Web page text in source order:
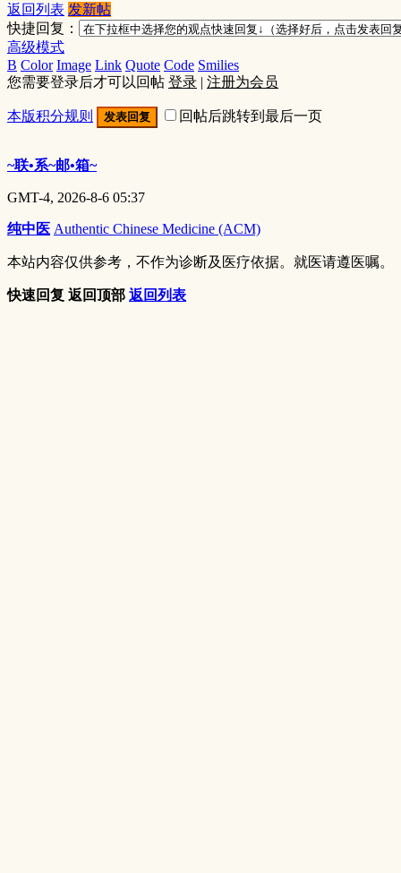
返回列表 发新帖
快捷回复：
高级模式
B Color Image Link Quote Code Smilies
您需要登录后才可以回帖 登录 | 注册为会员
本版积分规则 发表回复 回帖后跳转到最后一页
~联•系~邮•箱~
GMT-4, 2026-8-6 05:37
纯中医 Authentic Chinese Medicine (ACM)
本站内容仅供参考，不作为诊断及医疗依据。就医请遵医嘱。
快速回复 返回顶部 返回列表